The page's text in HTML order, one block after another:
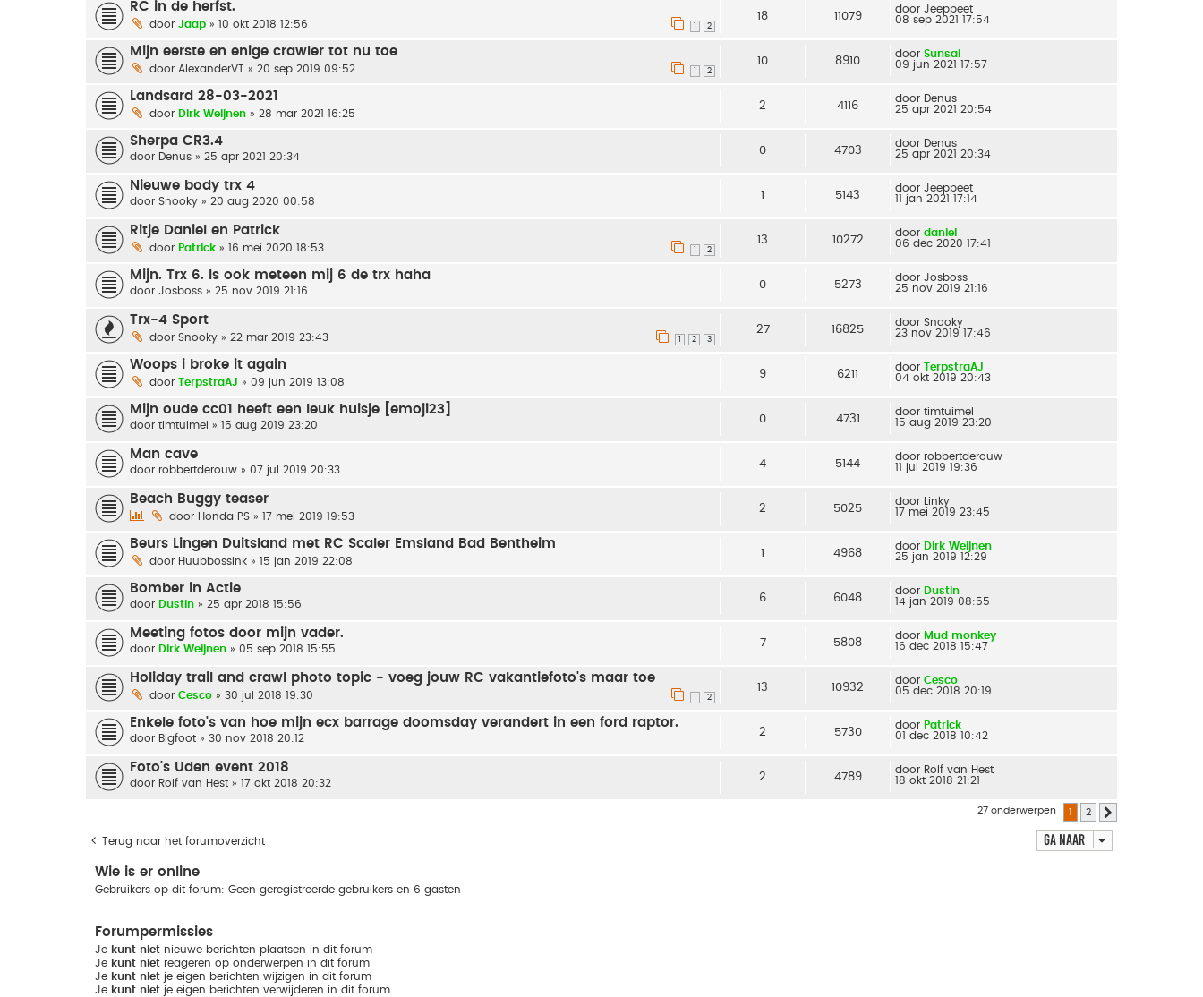
RC in de herfst.
door Jaap » 10 okt 2018 12:56 2
18 11079
door Jeeppeet
08 sep 2021 17:54
Mijn eerste en enige crawler tot nu toe
door AlexanderVT » 20 sep 2019 09:52 2
10 8910
door Sunsai
09 jun 2021 17:57
Landsard 28-03-2021
door Dirk Weijnen » 28 mar 2021 16:25
2 4116
door Denus
25 apr 2021 20:54
Sherpa CR3.4
door Denus » 25 apr 2021 20:34 0 4703
door Denus
25 apr 2021 20:34
Nieuwe body trx 4
door Snooky » 20 aug 2020 00:58 1 5143
door Jeeppeet
11 jan 2021 17:14
Ritje Daniel en Patrick
door Patrick » 16 mei 2020 18:53 2
13 10272
door daniel
06 dec 2020 17:41
Mijn. Trx 6. Is ook meteen mij 6 de trx haha
door Josboss » 25 nov 2019 21:16 0 5273
door Josboss
25 nov 2019 21:16
Trx-4 Sport
door Snooky » 22 mar 2019 23:43 2 3
27 16825
door Snooky
23 nov 2019 17:46
Woops i broke it again
door TerpstraAJ » 09 jun 2019 13:08
9 6211
door TerpstraAJ
04 okt 2019 20:43
Mijn oude cc01 heeft een leuk huisje [emoji23]
door timtuimel » 15 aug 2019 23:20 0 4731
door timtuimel
15 aug 2019 23:20
Man cave
door robbertderouw » 07 jul 2019 20:33 4 5144
door robbertderouw
11 jul 2019 19:36
Beach Buggy teaser
door Honda PS » 17 mei 2019 19:53
2 5025
door
Linky
17 mei 2019 23:45
Beurs Lingen Duitsland met RC Scaler Emsland Bad Bentheim
door Huubbossink » 15 jan 2019 22:08
1 4968
door Dirk Weijnen
25 jan 2019 12:29
Bomber in Actie
door Dustin » 25 apr 2018 15:56 6 6048
door Dustin
14 jan 2019 08:55
Meeting fotos door mijn vader.
door Dirk Weijnen » 05 sep 2018 15:55 7 5808
door Mud monkey
16 dec 2018 15:47
Holiday trail and crawl photo topic - voeg jouw RC vakantiefoto's maar toe
door Cesco » 30 jul 2018 19:30 2
13 10932
door Cesco
05 dec 2018 20:19
Enkele foto's van hoe mijn ecx barrage doomsday verandert in een ford raptor.
door Bigfoot » 30 nov 2018 20:12 2 5730
door Patrick
01 dec 2018 10:42
Foto's Uden event 2018
door Rolf van Hest » 17 okt 2018 20:32 2 4789
door Rolf van Hest
18 okt 2018 21:21
27 onderwerpen 1 2
Terug naar het forumoverzicht Ga naar
Wie is er online
Gebruikers op dit forum: Geen geregistreerde gebruikers en 6 gasten
Forumpermissies
Je kunt niet nieuwe berichten plaatsen in dit forum
Je kunt niet reageren op onderwerpen in dit forum
Je kunt niet je eigen berichten wijzigen in dit forum
Je kunt niet je eigen berichten verwijderen in dit forum